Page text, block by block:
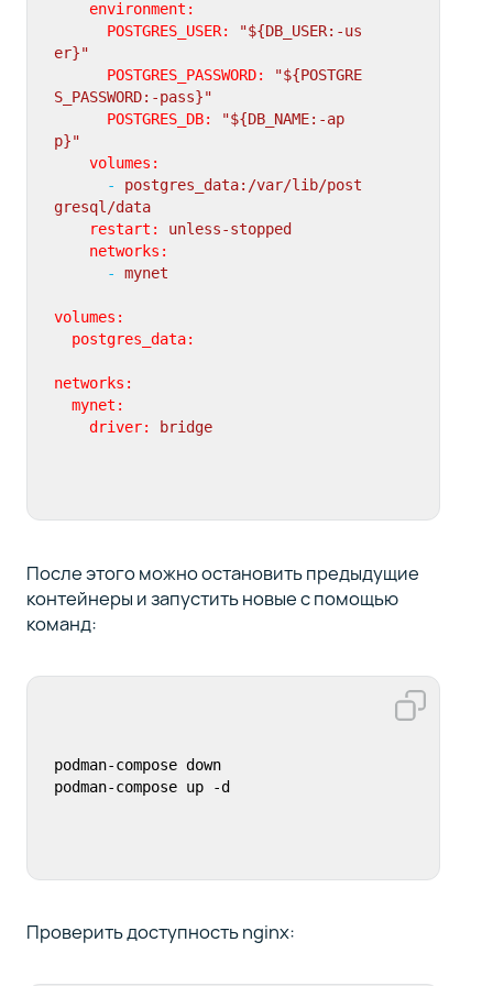
environment:
POSTGRES_USER:
"${DB_USER:-us
er}"
POSTGRES_PASSWORD:
"${POSTGRE
S_PASSWORD:-pass}"
POSTGRES_DB:
"${DB_NAME:-ap
p}"
volumes:
-
postgres_data:/var/lib/post
gresql/data
restart:
unless-stopped
networks:
-
mynet
volumes:
postgres_data:
networks:
mynet:
driver:
bridge
После этого можно остановить предыдущие
контейнеры и запустить новые с помощью
команд:
podman-compose down
podman-compose up -d
Проверить доступность nginx: